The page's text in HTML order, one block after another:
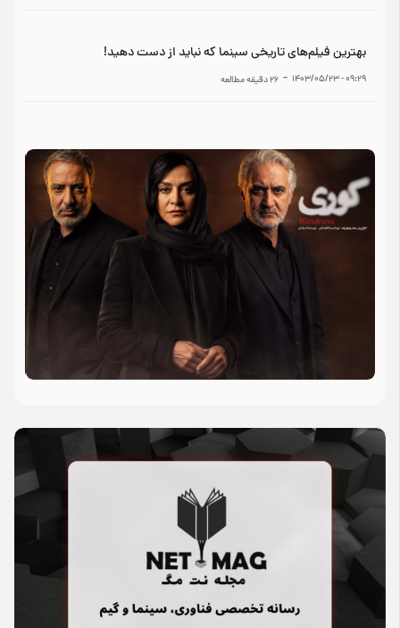
بهترین فیلم‌های تاریخی سینما که نباید از دست دهید!
۰۹:۲۹ - ۱۴۰۳/۰۵/۲۳ -
26دقیقه مطالعه